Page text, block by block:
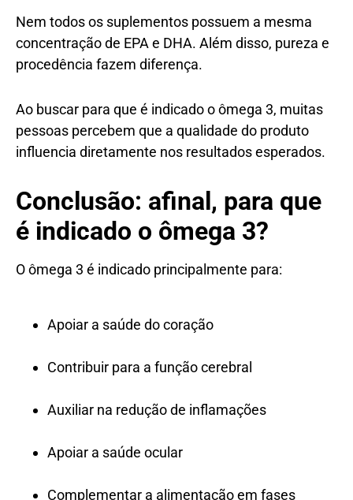
Nem todos os suplementos possuem a mesma
concentração de EPA e DHA. Além disso, pureza e
procedência fazem diferença.
Ao buscar para que é indicado o ômega 3, muitas
pessoas percebem que a qualidade do produto
influencia diretamente nos resultados esperados.
Conclusão: afinal, para que
é indicado o ômega 3?
O ômega 3 é indicado principalmente para:
Apoiar a saúde do coração
Contribuir para a função cerebral
Auxiliar na redução de inflamações
Apoiar a saúde ocular
Complementar a alimentação em fases